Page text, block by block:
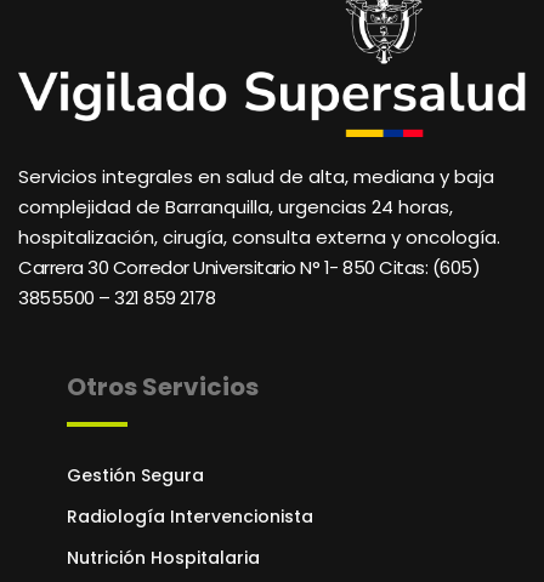
Servicios integrales en salud de alta, mediana y baja
complejidad de Barranquilla, urgencias 24 horas,
hospitalización, cirugía, consulta externa y oncología.
Carrera 30 Corredor Universitario N° 1- 850 Citas: (605)
3855500 – 321 859 2178
Otros Servicios
Gestión Segura
Radiología Intervencionista
Nutrición Hospitalaria